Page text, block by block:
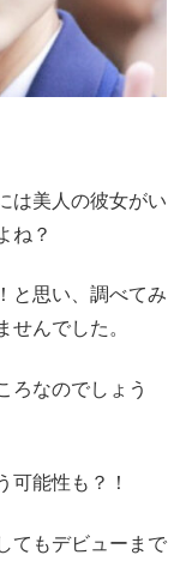
は美人の彼女がい
ね？
と思い、調べてみ
せんでした。
ろなのでしょう
可能性も？！
てもデビューまで